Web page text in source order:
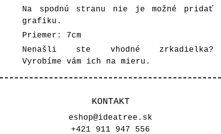
Na spodnú stranu nie je možné pridať
grafiku.
Priemer: 7cm
Nenašli ste vhodné zrkadielka?
Vyrobíme vám ich na mieru.
KONTAKT
eshop@ideatree.sk
+421 911 947 556